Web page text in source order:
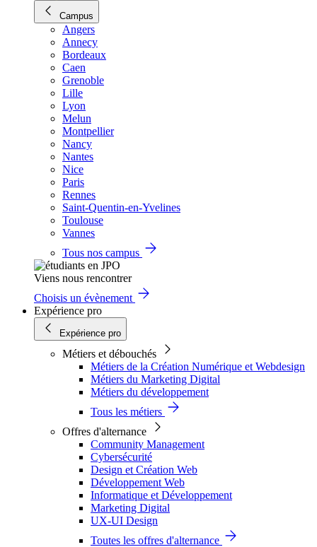
Campus
Angers
Annecy
Bordeaux
Caen
Grenoble
Lille
Lyon
Melun
Montpellier
Nancy
Nantes
Nice
Paris
Rennes
Saint-Quentin-en-Yvelines
Toulouse
Vannes
Tous nos campus
Viens nous rencontrer
Choisis un évènement
Expérience pro
Expérience pro
Métiers et débouchés
Métiers de la Création Numérique et Webdesign
Métiers du Marketing Digital
Métiers du développement
Tous les métiers
Offres d'alternance
Community Management
Cybersécurité
Design et Création Web
Développement Web
Informatique et Développement
Marketing Digital
UX-UI Design
Toutes les offres d'alternance